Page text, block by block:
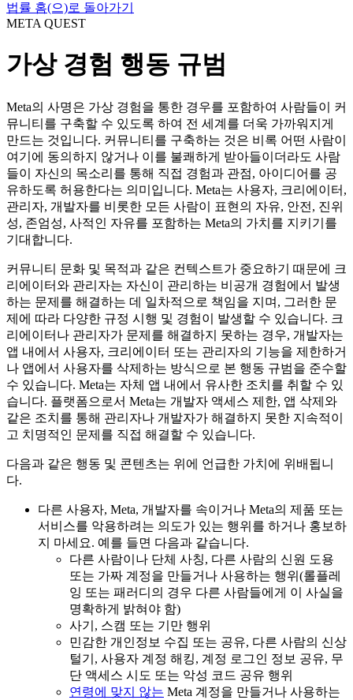
법률 홈(으)로 돌아가기
META QUEST
가상 경험 행동 규범
Meta의 사명은 가상 경험을 통한 경우를 포함하여 사람들이 커
뮤니티를 구축할 수 있도록 하여 전 세계를 더욱 가까워지게
만드는 것입니다. 커뮤니티를 구축하는 것은 비록 어떤 사람이
여기에 동의하지 않거나 이를 불쾌하게 받아들이더라도 사람
들이 자신의 목소리를 통해 직접 경험과 관점, 아이디어를 공
유하도록 허용한다는 의미입니다. Meta는 사용자, 크리에이터,
관리자, 개발자를 비롯한 모든 사람이
표현의 자유, 안전 , 진위
성, 존엄성, 사적인 자유를 포함하는 Meta의 가치를 지키기를
기대합니다.
커뮤니티 문화 및 목적과 같은 컨텍스트가 중요하기 때문에 크
리에이터와 관리자는 자신이 관리하는 비공개 경험에서 발생
하는 문제를 해결하는 데 일차적으로 책임을 지며, 그러한 문
제에 따라 다양한 규정 시행 및 경험이 발생할 수 있습니다. 크
리에이터나 관리자가 문제를 해결하지 못하는 경우, 개발자는
앱 내에서 사용자, 크리에이터 또는 관리자의 기능을 제한하거
나 앱에서 사용자를 삭제하는 방식으로 본 행동 규범을 준수할
수 있습니다. Meta는 자체 앱 내에서 유사한 조치를 취할 수 있
습니다. 플랫폼으로서 Meta는 개발자 액세스 제한, 앱 삭제와
같은 조치를 통해 관리자나 개발자가 해결하지 못한 지속적이
고 치명적인 문제를 직접 해결할 수 있습니다.
다음과 같은 행동 및 콘텐츠는 위에 언급한 가치에 위배됩니
다.
다른 사용자, Meta, 개발자를 속이거나 Meta의 제품 또는
서비스를 악용하려는 의도가 있는 행위를 하거나 홍보하
지 마세요. 예를 들면 다음과 같습니다.
다른 사람이나 단체 사칭, 다른 사람의 신원 도용
또는 가짜 계정을 만들거나 사용하는 행위(롤플레
잉 또는 패러디의 경우 다른 사람들에게 이 사실을
명확하게 밝혀야 함)
사기, 스캠 또는 기만 행위
민감한 개인정보 수집 또는 공유, 다른 사람의 신상
털기, 사용자 계정 해킹, 계정 로그인 정보 공유, 무
단 액세스 시도 또는 악성 코드 공유 행위
연령에 맞지 않는 Meta 계정을 만들거나 사용하는